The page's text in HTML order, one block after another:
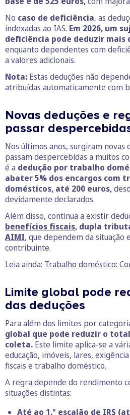
No caso de deficiência, as
indexadas ao IAS. Em 2026, um
deficiência pode deduzir mais
enquanto dependentes com
a valores adicionais.
Nota: Estas deduções não
atribuídas automaticamente com
Novas deduções e
passar
Nos últimos anos, surgiram novas
passam despercebidas a muitos
é a dedução por trabalho
abater 5% dos encargos com
domésticos, até 200 euros,
devidamente declarados.
Além disso, continua a existir
benefícios fiscais, dupla
AIMI, que dependem da situação
contribuinte.
Leia ainda: Trabalho doméstico:
Limite global pode
das deduções
Para além dos limites por
global que pode reduzir o
coleta. Este limite aplica-se a
educação, imóveis, lares,
fiscais e trabalho doméstico.
A regra depende do rendimento
situações distintas:
Até ao 1.º escalão de IRS